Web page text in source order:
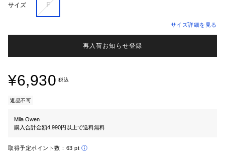
サイズ F
サイズ詳細を見る
再入荷お知らせ登録
¥6,930 税込
返品不可
Mila Owen
購入合計金額4,990円以上で送料無料
取得予定ポイント数： 63 pt